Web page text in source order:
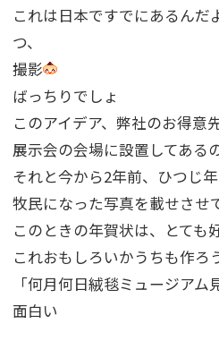
これは日本ですでにあるんだ
つ、
撮影
ばっちりでしょ
このアイデア、弊社のお得意
展示会の会場に設置してある
それと今から2年前、ひつじ
牧民になった写真を載せさせ
このときの年賀状は、とても
これおもしろいかうちも作ろ
「何月何日絨毯ミュージアム
面白い